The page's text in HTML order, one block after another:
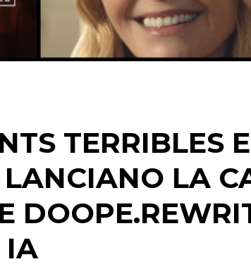
OPINIONI
TERRIBLES
LA
IA